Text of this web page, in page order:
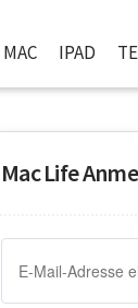
MAC IPAD
Mac Life